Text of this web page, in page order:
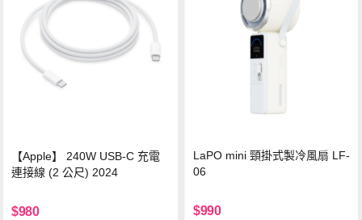
【Apple】 240W USB-C 充電
連接線 (2 公尺) 2024
$980
LaPO mini 頸掛式製冷風扇 LF-
06
$990